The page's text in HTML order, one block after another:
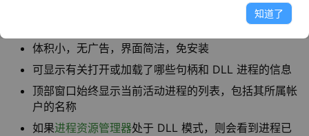
体积小，无广告，界面简洁，免安装
可显示有关打开或加载了哪些句柄和 DLL 进程的信息
顶部窗口始终显示当前活动进程的列表，包括其所属帐
户的名称
如果进程资源管理器处于 DLL 模式，则会看到进程已
知道了